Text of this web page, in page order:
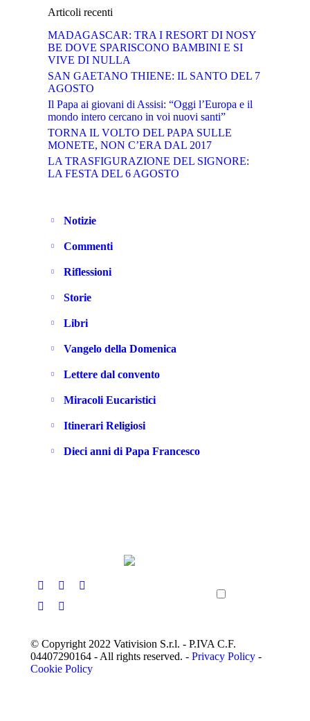
Articoli recenti
MADAGASCAR: TRA I RESORT DI NOSY
BE DOVE SPARISCONO BAMBINI E SI
VIVE DI NULLA
SAN GAETANO THIENE: IL SANTO DEL 7
AGOSTO
Il Papa ai giovani di Assisi: “Oggi l’Europa e il
mondo intero cercano in voi nuovi santi”
TORNA IL VOLTO DEL PAPA SULLE
MONETE, NON C’ERA DAL 2017
LA TRASFIGURAZIONE DEL SIGNORE:
LA FESTA DEL 6 AGOSTO
Notizie
Commenti
Riflessioni
Storie
Libri
Vangelo della Domenica
Lettere dal convento
Miracoli Eucaristici
Itinerari Religiosi
Dieci anni di Papa Francesco
© Copyright 2022 Vativision S.r.l. - P.IVA C.F.
04407290164 - All rights reserved. - Privacy Policy -
Cookie Policy